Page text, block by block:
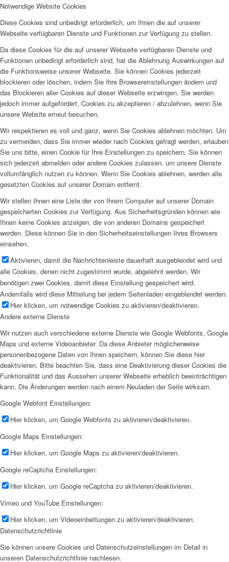
Notwendige Website Cookies
Diese Cookies sind unbedingt erforderlich, um Ihnen die auf unserer
Webseite verfügbaren Dienste und Funktionen zur Verfügung zu stellen.
Da diese Cookies für die auf unserer Webseite verfügbaren Dienste und
Funktionen unbedingt erforderlich sind, hat die Ablehnung Auswirkungen auf
die Funktionsweise unserer Webseite. Sie können Cookies jederzeit
blockieren oder löschen, indem Sie Ihre Browsereinstellungen ändern und
das Blockieren aller Cookies auf dieser Webseite erzwingen. Sie werden
jedoch immer aufgefordert, Cookies zu akzeptieren / abzulehnen, wenn Sie
unsere Website erneut besuchen.
Wir respektieren es voll und ganz, wenn Sie Cookies ablehnen möchten. Um
zu vermeiden, dass Sie immer wieder nach Cookies gefragt werden, erlauben
Sie uns bitte, einen Cookie für Ihre Einstellungen zu speichern. Sie können
sich jederzeit abmelden oder andere Cookies zulassen, um unsere Dienste
vollumfänglich nutzen zu können. Wenn Sie Cookies ablehnen, werden alle
gesetzten Cookies auf unserer Domain entfernt.
Wir stellen Ihnen eine Liste der von Ihrem Computer auf unserer Domain
gespeicherten Cookies zur Verfügung. Aus Sicherheitsgründen können wie
Ihnen keine Cookies anzeigen, die von anderen Domains gespeichert
werden. Diese können Sie in den Sicherheitseinstellungen Ihres Browsers
einsehen.
Aktivieren, damit die Nachrichtenleiste dauerhaft ausgeblendet wird und
alle Cookies, denen nicht zugestimmt wurde, abgelehnt werden. Wir
benötigen zwei Cookies, damit diese Einstellung gespeichert wird.
Andernfalls wird diese Mitteilung bei jedem Seitenladen eingeblendet werden.
Hier klicken, um notwendige Cookies zu aktivieren/deaktivieren.
Andere externe Dienste
Wir nutzen auch verschiedene externe Dienste wie Google Webfonts, Google
Maps und externe Videoanbieter. Da diese Anbieter möglicherweise
personenbezogene Daten von Ihnen speichern, können Sie diese hier
deaktivieren. Bitte beachten Sie, dass eine Deaktivierung dieser Cookies die
Funktionalität und das Aussehen unserer Webseite erheblich beeinträchtigen
kann. Die Änderungen werden nach einem Neuladen der Seite wirksam.
Google Webfont Einstellungen:
Hier klicken, um Google Webfonts zu aktivieren/deaktivieren.
Google Maps Einstellungen:
Hier klicken, um Google Maps zu aktivieren/deaktivieren.
Google reCaptcha Einstellungen:
Hier klicken, um Google reCaptcha zu aktivieren/deaktivieren.
Vimeo und YouTube Einstellungen:
Hier klicken, um Videoeinbettungen zu aktivieren/deaktivieren.
Datenschutzrichtlinie
Sie können unsere Cookies und Datenschutzeinstellungen im Detail in
unseren Datenschutzrichtlinie nachlesen.